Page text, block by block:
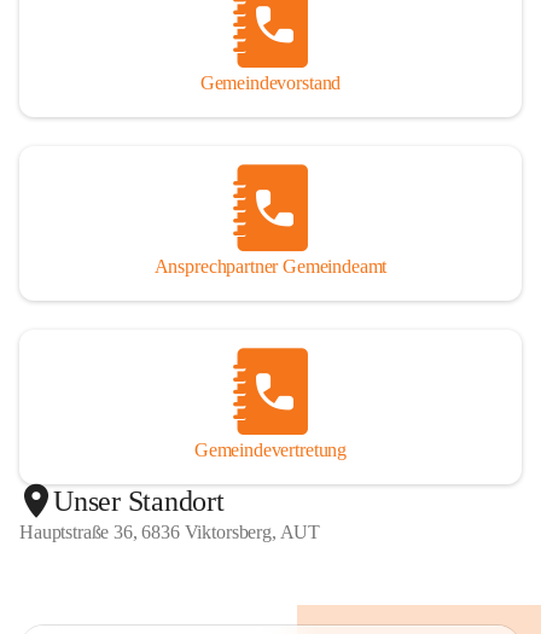
Gemeindevorstand
Ansprechpartner Gemeindeamt
Gemeindevertretung
Unser Standort
Hauptstraße 36, 6836 Viktorsberg, AUT